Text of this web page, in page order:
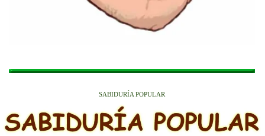
SABIDURÍA POPULAR